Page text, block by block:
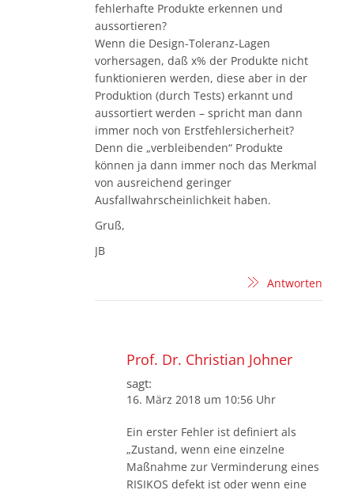
fehlerhafte Produkte erkennen und
aussortieren?
Wenn die Design-Toleranz-Lagen
vorhersagen, daß x% der Produkte nicht
funktionieren werden, diese aber in der
Produktion (durch Tests) erkannt und
aussortiert werden – spricht man dann
immer noch von Erstfehlersicherheit?
Denn die „verbleibenden“ Produkte
können ja dann immer noch das Merkmal
von ausreichend geringer
Ausfallwahrscheinlichkeit haben.
Gruß,
JB
Antworten
Prof. Dr. Christian Johner
sagt:
16. März 2018 um 10:56 Uhr
Ein erster Fehler ist definiert als
„Zustand, wenn eine einzelne
Maßnahme zur Verminderung eines
RISIKOS defekt ist oder wenn eine